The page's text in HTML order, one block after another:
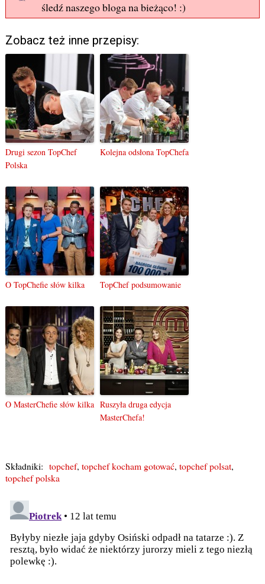
śledź naszego bloga na bieżąco! :)
Zobacz też inne przepisy:
Drugi sezon TopChef
Polska
Kolejna odsłona TopChefa
O TopChefie słów kilka TopChef podsumowanie
O MasterChefie słów kilka Ruszyła druga edycja
MasterChefa!
Składniki: topchef, topchef kocham gotować, topchef polsat,
topchef polska